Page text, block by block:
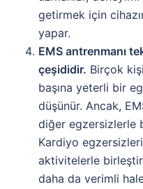
getirmek için
yapar.
EMS antrenmanı
çeşididir. Birçok
başına yeterli bir
düşünür. Ancak,
diğer egzersizlerle
Kardiyo
aktivitelerle
daha da verimli